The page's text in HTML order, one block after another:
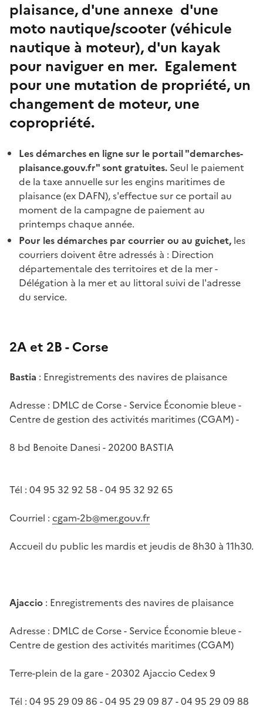
plaisance, d'une annexe d'une
moto nautique/scooter (véhicule
nautique à moteur), d'un kayak
pour naviguer en mer. Egalement
pour une mutation de propriété, un
changement de moteur, une
copropriété.
Les démarches en ligne sur le portail "demarches-
plaisance.gouv.fr" sont gratuites. Seul le paiement
de la taxe annuelle sur les engins maritimes de
plaisance (ex DAFN), s'effectue sur ce portail au
moment de la campagne de paiement au
printemps chaque année.
Pour les démarches par courrier ou au guichet, les
courriers doivent être adressés à : Direction
départementale des territoires et de la mer -
Délégation à la mer et au littoral suivi de l'adresse
du service.
2A et 2B - Corse
Bastia : Enregistrements des navires de plaisance
Adresse : DMLC de Corse - Service Économie bleue -
Centre de gestion des activités maritimes (CGAM) -
8 bd Benoite Danesi - 20200 BASTIA
Tél : 04 95 32 92 58 - 04 95 32 92 65
Courriel : cgam-2b@mer.gouv.fr
Accueil du public les mardis et jeudis de 8h30 à 11h30.
Ajaccio : Enregistrements des navires de plaisance
Adresse : DMLC de Corse - Service Économie bleue -
Centre de gestion des activités maritimes (CGAM)
Terre-plein de la gare - 20302 Ajaccio Cedex 9
Tél : 04 95 29 09 86 - 04 95 29 09 87 - 04 95 29 09 88